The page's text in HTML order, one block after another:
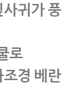
귀가 풍
로
경 베란